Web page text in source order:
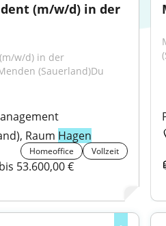
(m/w/d) in der
w/d) in der
(Sauerland)Du
Raum Hagen
Homeoffice Vollzeit
53.600,00 €